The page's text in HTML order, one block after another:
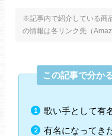
※記事内で紹介している商
の情報は各リンク先（
この記事で分か
歌い手として有
有名になってき